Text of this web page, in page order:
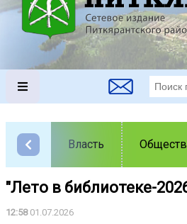
Власть
️"Лето в библиотеке-
12:5801.07.2026